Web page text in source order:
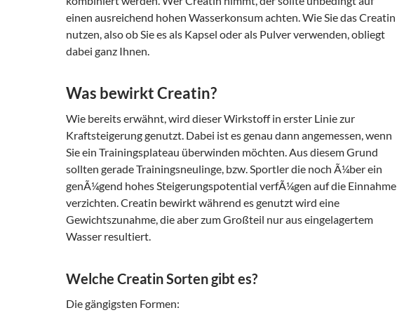
einen ausreichend hohen Wasserkonsum achten. Wie Sie das Creatin
nutzen, also ob Sie es als Kapsel oder als Pulver verwenden, obliegt
dabei ganz Ihnen.
Was bewirkt Creatin?
Wie bereits erwähnt, wird dieser Wirkstoff in erster Linie zur
Kraftsteigerung genutzt. Dabei ist es genau dann angemessen, wenn
Sie ein Trainingsplateau überwinden möchten. Aus diesem Grund
sollten gerade Trainingsneulinge, bzw. Sportler die noch Ã¼ber ein
genÃ¼gend hohes Steigerungspotential verfÃ¼gen auf die Einnahme
verzichten. Creatin bewirkt während es genutzt wird eine
Gewichtszunahme, die aber zum Großteil nur aus eingelagertem
Wasser resultiert.
Welche Creatin Sorten gibt es?
Die gängigsten Formen: